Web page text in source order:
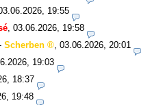
19:55
03.06.2026, 19:58
Scherben
03.06.2026, 20:01
19:03
18:37
19:48